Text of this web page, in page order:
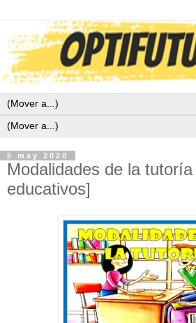
5 may 2020
Modalidades de la
educativos]